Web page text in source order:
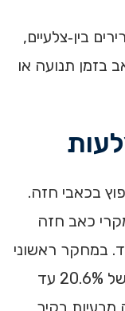
בין‑צלעיים,
בזמן תנועה או
בכאבי חזה.
נמצא ש‑10% עד 22% ממקרי כאב חזה
במחקר ראשוני
ברפואה הראשונית נמצאה שכיחות של 20.6% עד
מבעיות בקיר